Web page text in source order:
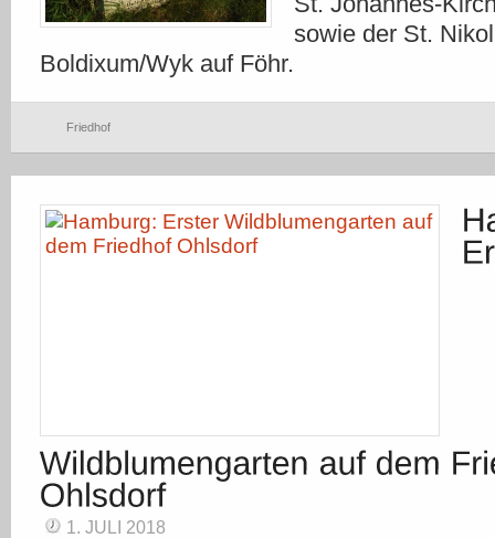
sowie der St.
Boldixum/Wyk auf Föhr.
Friedhof
1. JULI 2018